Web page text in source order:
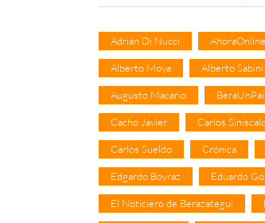
Adrián Di Nucci AhoraOnline
Alberto Moya Alberto Sabini
Augusto Macario
Cacho Javier Carlos
Carlos Sueldo Crónica
Edgardo Boyraz Eduardo
El Noticiero de Berazategui